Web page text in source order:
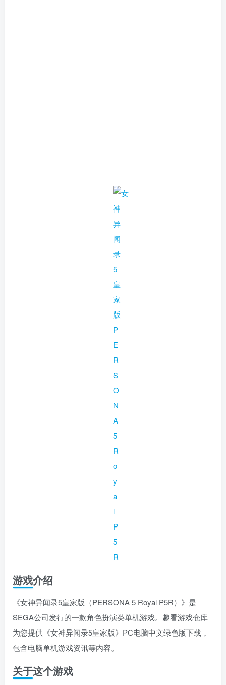
游戏介绍
《女神异闻录5皇家版（PERSONA 5 Royal P5R）》是
SEGA公司发行的一款角色扮演类单机游戏。趣看游戏仓库
为您提供《女神异闻录5皇家版》PC电脑中文绿色版下载，
包含电脑单机游戏资讯等内容。
关于这个游戏